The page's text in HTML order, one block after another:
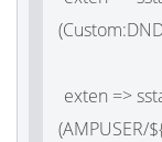
(Custom
exten =>
(AMPUSER